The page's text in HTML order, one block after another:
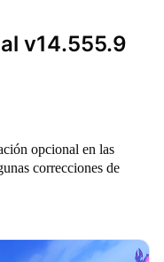
v14.555.9
opcional en las
correcciones de